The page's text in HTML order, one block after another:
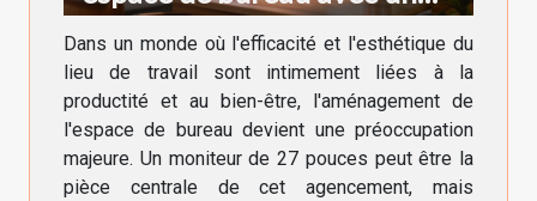
moniteur de 27 pouces
Dans un monde où l'efficacité et l'esthétique du
lieu de travail sont intimement liées à la
productité et au bien-être, l'aménagement de
l'espace de bureau devient une préoccupation
majeure. Un moniteur de 27 pouces peut être la
pièce centrale de cet agencement, mais